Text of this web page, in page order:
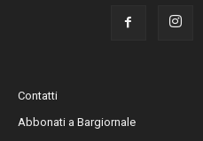
Contatti
Abbonati a Bargiornale